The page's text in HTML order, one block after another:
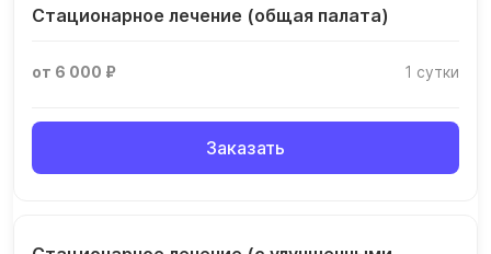
Стационарное лечение (общая палата)
от 6 000 ₽ 1 сутки
Заказать